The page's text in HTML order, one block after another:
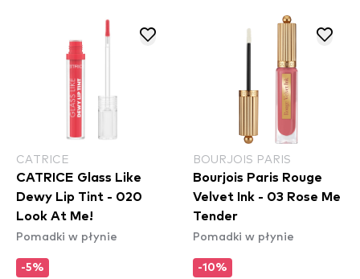
CATRICE
CATRICE Glass Like
Dewy Lip Tint - 020
Look At Me!
Pomadki w płynie
-5%
BOURJOIS PARIS
Bourjois Paris Rouge
Velvet Ink - 03 Rose Me
Tender
Pomadki w płynie
-10%